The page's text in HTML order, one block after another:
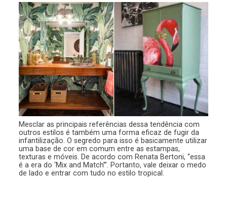
Mesclar as principais referências dessa tendência com
outros estilos é também uma forma eficaz de fugir da
infantilização. O segredo para isso é basicamente utilizar
uma base de cor em comum entre as estampas,
texturas e móveis. De acordo com Renata Bertoni, “essa
é a era do ‘Mix and Match’”. Portanto, vale deixar o medo
de lado e entrar com tudo no estilo tropical.